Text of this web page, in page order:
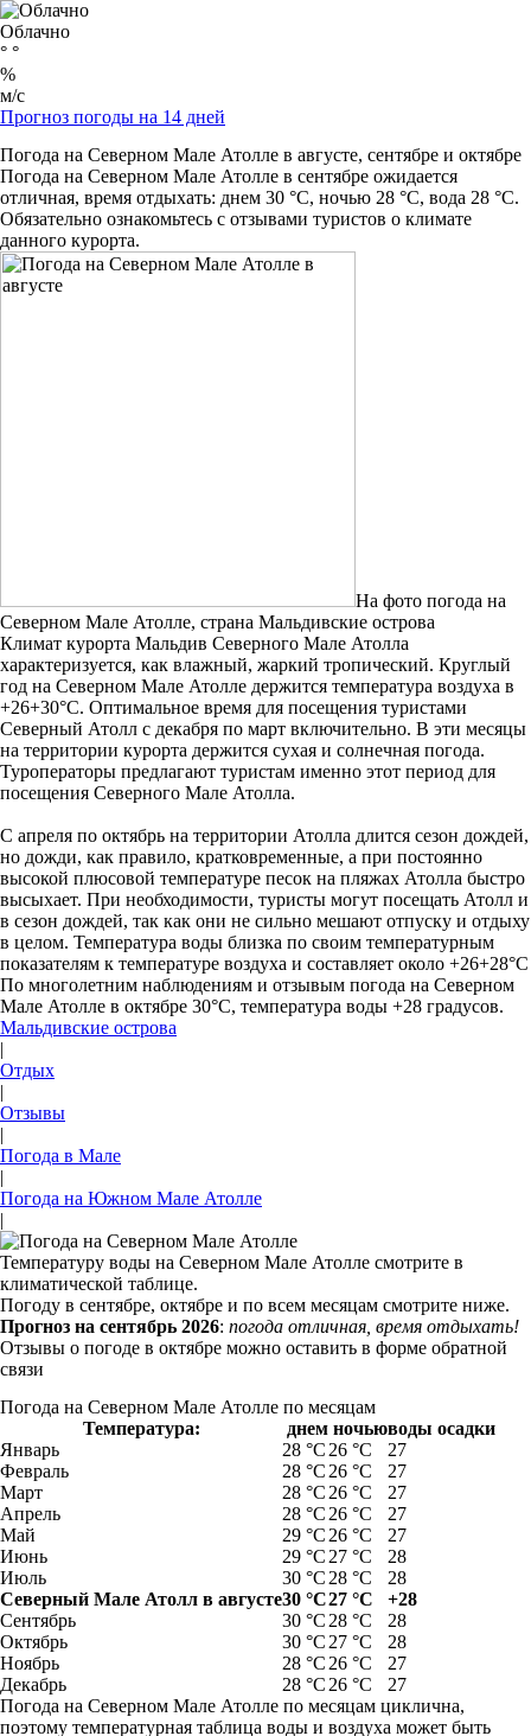
Облачно
° °
%
м/с
Прогноз погоды на 14 дней
Погода на Северном Мале Атолле в августе, сентябре и октябре
Погода на Северном Мале Атолле в сентябре ожидается
отличная, время отдыхать: днем 30 °C, ночью 28 °C, вода 28 °C.
Обязательно ознакомьтесь с отзывами туристов о климате
данного курорта.
На фото погода на
Северном Мале Атолле, страна Мальдивские острова
Климат курорта Мальдив Северного Мале Атолла
характеризуется, как влажный, жаркий тропический. Круглый
год на Северном Мале Атолле держится температура воздуха в
+26+30°С. Оптимальное время для посещения туристами
Северный Атолл с декабря по март включительно. В эти месяцы
на территории курорта держится сухая и солнечная погода.
Туроператоры предлагают туристам именно этот период для
посещения Северного Мале Атолла.
С апреля по октябрь на территории Атолла длится сезон дождей,
но дожди, как правило, кратковременные, а при постоянно
высокой плюсовой температуре песок на пляжах Атолла быстро
высыхает. При необходимости, туристы могут посещать Атолл и
в сезон дождей, так как они не сильно мешают отпуску и отдыху
в целом. Температура воды близка по своим температурным
показателям к температуре воздуха и составляет около +26+28°С
По многолетним наблюдениям и отзывым погода на Северном
Мале Атолле в октябре 30°C, температура воды +28 градусов.
Мальдивские острова
|
Отдых
|
Отзывы
|
Погода в Мале
|
Погода на Южном Мале Атолле
|
Температуру воды на Северном Мале Атолле смотрите в
климатической таблице.
Погоду в сентябре, октябре и по всем месяцам смотрите ниже.
Прогноз на сентябрь 2026: погода отличная, время отдыхать!
Отзывы о погоде в октябре можно оставить в форме обратной
связи
Погода на Северном Мале Атолле по месяцам
Температура:
днем ночьюводы осадки
Январь
28 °C 26 °C
27
Февраль
28 °C 26 °C
27
Март
28 °C 26 °C
27
Апрель
28 °C 26 °C
27
Май
29 °C 26 °C
27
Июнь
29 °C 27 °C
28
Июль
30 °C 28 °C
28
Северный Мале Атолл в августе30 °C27 °C
+28
Сентябрь
30 °C 28 °C
28
Октябрь
30 °C 27 °C
28
Ноябрь
28 °C 26 °C
27
Декабрь
28 °C 26 °C
27
Погода на Северном Мале Атолле по месяцам циклична,
поэтому температурная таблица воды и воздуха может быть